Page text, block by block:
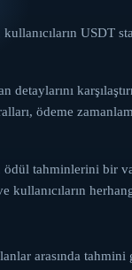
USDT
detaylarını
ödeme
ödül tahminlerini bir
kullanıcıların
arasında tahmini